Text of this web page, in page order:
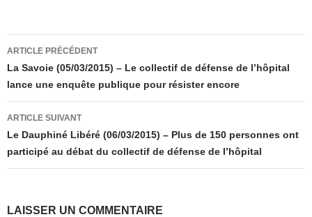
Navigation
des
articles
ARTICLE PRÉCÉDENT
La Savoie (05/03/2015) – Le collectif de défense de l’hôpital
lance une enquête publique pour résister encore
ARTICLE SUIVANT
Le Dauphiné Libéré (06/03/2015) – Plus de 150 personnes ont
participé au débat du collectif de défense de l’hôpital
LAISSER UN COMMENTAIRE